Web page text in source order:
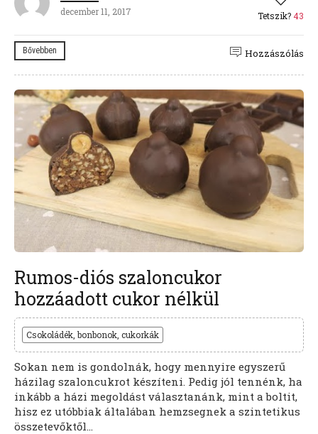
december 11, 2017
Tetszik?43
Bővebben Hozzászólás
Rumos-diós szaloncukor
hozzáadott cukor nélkül
Csokoládék, bonbonok, cukorkák
Sokan nem is gondolnák, hogy mennyire egyszerű
házilag szaloncukrot készíteni. Pedig jól tennénk, ha
inkább a házi megoldást választanánk, mint a boltit,
hisz ez utóbbiak általában hemzsegnek a szintetikus
összetevőktől...